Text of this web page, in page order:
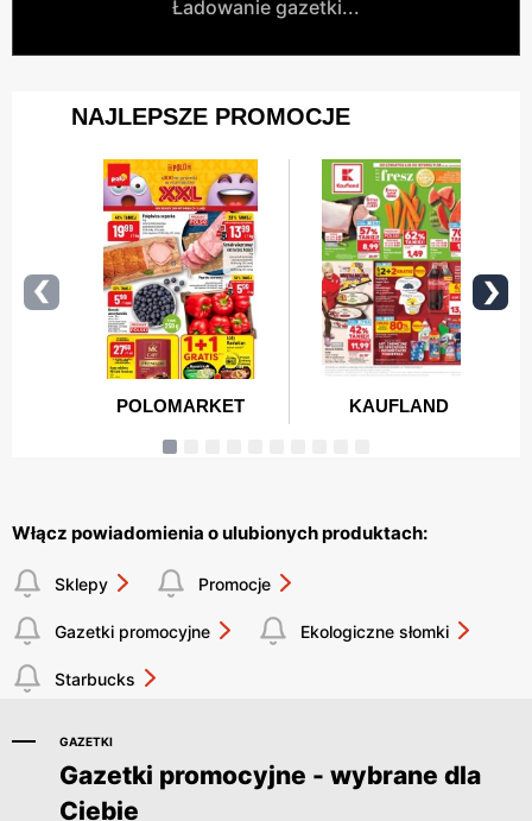
Ładowanie gazetki...
Włącz powiadomienia o ulubionych produktach:
Sklepy Promocje
Gazetki promocyjne Ekologiczne słomki
Starbucks
GAZETKI
Gazetki promocyjne - wybrane dla
Ciebie